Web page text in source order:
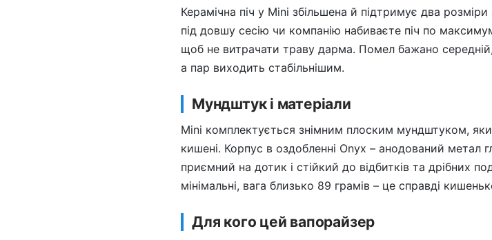
Керамічна піч у Mini збільшена й підтримує два
під довшу сесію чи компанію набиваєте піч по
щоб не витрачати траву дарма. Помел бажано
а пар виходить стабільнішим.
Мундштук і матеріали
Mini комплектується знімним плоским мундштуком,
кишені. Корпус в оздобленні Onyx – анодований метал
приємний на дотик і стійкий до відбитків та дрібних
мінімальні, вага близько 89 грамів – це справді
Для кого цей вапорайзер